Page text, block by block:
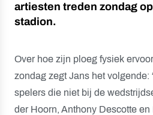
artiesten treden zondag
stadion.
Over hoe zijn ploeg fysiek
zondag zegt Jans het volgende:
spelers die niet bij de
der Hoorn, Anthony Descotte